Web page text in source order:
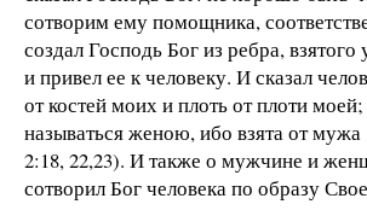
сотворим ему помощника,
создал Господь Бог из ребра,
и привел ее к человеку. И сказал
от костей моих и плоть от плоти
называться женою, ибо взята от мужа
2:18, 22,23). И также о мужчине и
сотворил Бог человека по образу